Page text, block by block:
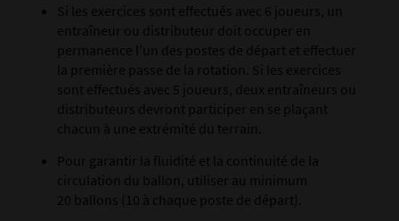
Si les exercices sont effectués avec 6 joueurs, un
entraîneur ou distributeur doit occuper en
permanence l’un des postes de départ et effectuer
la première passe de la rotation. Si les exercices
sont effectués avec 5 joueurs, deux entraîneurs ou
distributeurs devront participer en se plaçant
chacun à une extrémité du terrain.
Pour garantir la fluidité et la continuité de la
circulation du ballon, utiliser au minimum
20 ballons (10 à chaque poste de départ).